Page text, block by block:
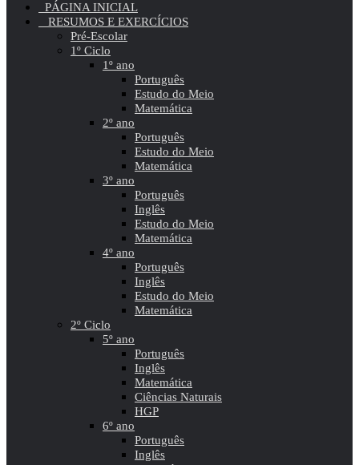
PÁGINA INICIAL
RESUMOS E EXERCÍCIOS
Pré-Escolar
1º Ciclo
1º ano
Português
Estudo do Meio
Matemática
2º ano
Português
Estudo do Meio
Matemática
3º ano
Português
Inglês
Estudo do Meio
Matemática
4º ano
Português
Inglês
Estudo do Meio
Matemática
2º Ciclo
5º ano
Português
Inglês
Matemática
Ciências Naturais
HGP
6º ano
Português
Inglês